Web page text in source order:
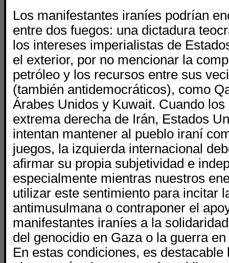
Los manifestantes iraníes podrían
entre dos fuegos: una dictadura
los intereses imperialistas de
el exterior, por no mencionar la
petróleo y los recursos entre sus
(también antidemocráticos), como
Árabes Unidos y Kuwait. Cuando los
extrema derecha de Irán, Estados
intentan mantener al pueblo iraní
juegos, la izquierda internacional
afirmar su propia subjetividad e
especialmente mientras nuestros
utilizar este sentimiento para incitar
antimusulmana o contraponer el
manifestantes iraníes a la
del genocidio en Gaza o la guerra
En estas condiciones, es destacable